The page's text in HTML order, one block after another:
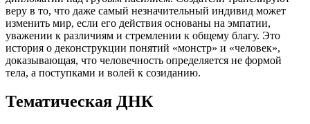
веру в то, что даже самый незначительный индивид может
изменить мир, если его действия основаны на эмпатии,
уважении к различиям и стремлении к общему благу. Это
история о деконструкции понятий «монстр» и «человек»,
доказывающая, что человечность определяется не формой
тела, а поступками и волей к созиданию.
Тематическая ДНК